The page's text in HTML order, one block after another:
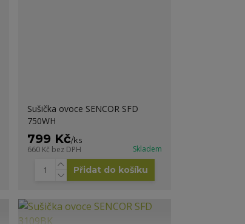
Sušička ovoce SENCOR SFD
750WH
799 Kč/ks
660 Kč bez DPH Skladem
Přidat do košíku